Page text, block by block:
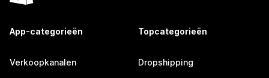
App-categorieën
Verkoopkanalen
Topcategorieën
Dropshipping